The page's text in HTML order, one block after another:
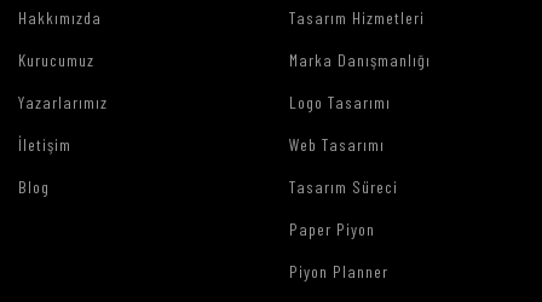
Hakkımızda
Kurucumuz
Yazarlarımız
İletişim
Blog
Tasarım Hizmetleri
Marka Danışmanlığı
Logo Tasarımı
Web Tasarımı
Tasarım Süreci
Paper Piyon
Piyon Planner